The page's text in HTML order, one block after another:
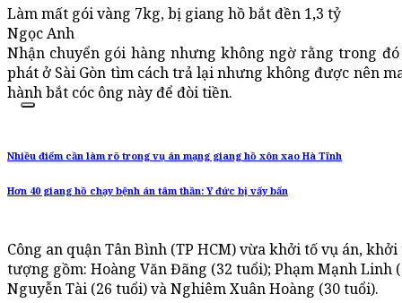
Làm mất gói vàng 7kg, bị giang hồ bắt đền 1,3 tỷ
Ngọc Anh
Nhận chuyển gói hàng nhưng không ngờ rằng trong
phát ở Sài Gòn tìm cách trả lại nhưng không được nên
hành bắt cóc ông này để đòi tiền.
Nhiều điểm cần làm rõ trong vụ án mạng giang hồ xôn xao Hà Tĩnh
Hơn 40 giang hồ chạy bệnh án tâm thần: Y đức bị vấy bẩn
Công an quận Tân Bình (TP HCM) vừa khởi tố vụ án,
tượng gồm: Hoàng Văn Đãng (32 tuổi); Phạm Mạnh Linh
Nguyễn Tài (26 tuổi) và Nghiêm Xuân Hoàng (30 tuổi).